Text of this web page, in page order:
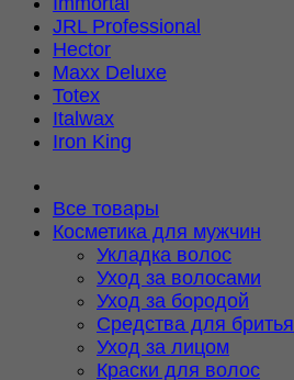
JRL Professional
Hector
Maxx Deluxe
Totex
Italwax
Iron King
Все товары
Косметика для мужчин
Укладка волос
Уход за волосами
Уход за бородой
Средства для бритья
Уход за лицом
Краски для волос